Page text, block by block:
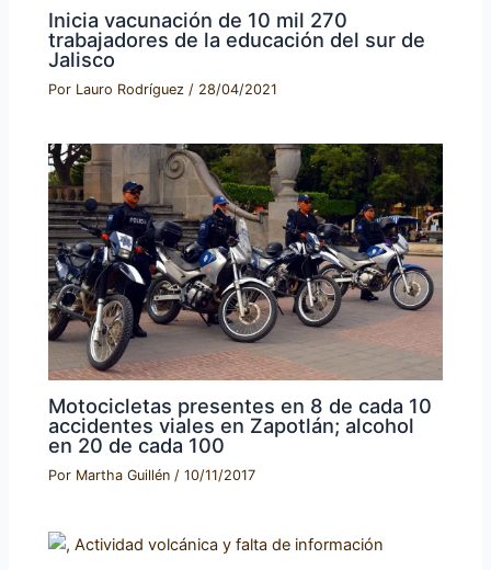
Inicia vacunación de 10 mil 270
trabajadores de la educación del sur de
Jalisco
Por Lauro Rodríguez / 28/04/2021
Motocicletas presentes en 8 de cada 10
accidentes viales en Zapotlán; alcohol
en 20 de cada 100
Por Martha Guillén/10/11/2017